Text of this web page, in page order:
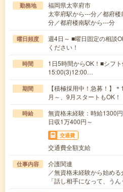
勤務地
福岡県太宰府市
太宰府駅から---分／都府
分／都府楼南駅から---分
曜日頻度
週4日～ ■曜日固定の相談
ください！
時間
1日5時間からOK！■シフ
15:00(3)12:00…
期間
【積極採用中！急募！】
月～、9月スタートもOK！
時給
無資格未経験：時給
日収1万400円～
交通費
交通費全額支給
仕事内容
介護関連
／無資格未経験から始め
「話し相手になって、う